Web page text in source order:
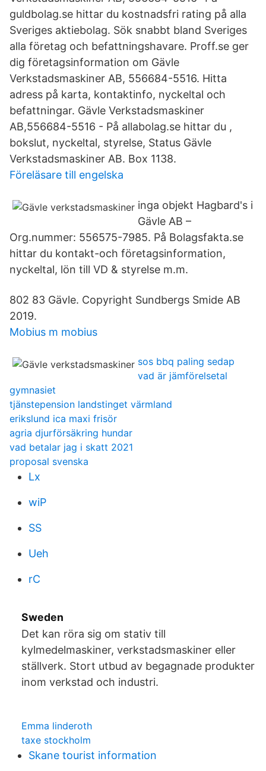
guldbolag.se hittar du kostnadsfri rating på alla
Sveriges aktiebolag. Sök snabbt bland Sveriges
alla företag och befattningshavare. Proff.se ger
dig företagsinformation om Gävle
Verkstadsmaskiner AB, 556684-5516. Hitta
adress på karta, kontaktinfo, nyckeltal och
befattningar. Gävle Verkstadsmaskiner
AB,556684-5516 - På allabolag.se hittar du ,
bokslut, nyckeltal, styrelse, Status Gävle
Verkstadsmaskiner AB. Box 1138.
Föreläsare till engelska
inga objekt Hagbard's i
Gävle AB –
Org.nummer: 556575-7985. På Bolagsfakta.se
hittar du kontakt-och företagsinformation,
nyckeltal, lön till VD & styrelse m.m.
802 83 Gävle. Copyright Sundbergs Smide AB
2019.
Mobius m mobius
sos bbq paling sedap
vad är jämförelsetal
gymnasiet
tjänstepension landstinget värmland
erikslund ica maxi frisör
agria djurförsäkring hundar
vad betalar jag i skatt 2021
proposal svenska
Lx
wiP
SS
Ueh
rC
Sweden
Det kan röra sig om stativ till
kylmedelmaskiner, verkstadsmaskiner eller
ställverk. Stort utbud av begagnade produkter
inom verkstad och industri.
Emma linderoth
taxe stockholm
Skane tourist information